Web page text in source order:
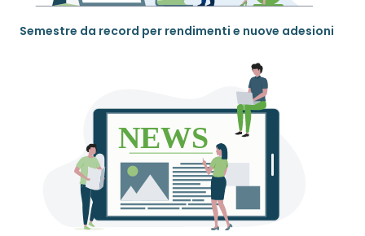
Semestre da record per rendimenti e nuove adesioni